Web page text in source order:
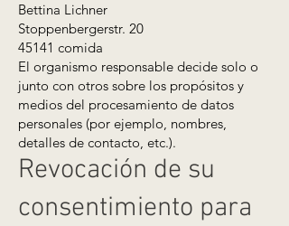
Bettina Lichner
Stoppenbergerstr. 20
45141 comida
El organismo responsable decide solo o
junto con otros sobre los propósitos y
medios del procesamiento de datos
personales (por ejemplo, nombres,
detalles de contacto, etc.).
Revocación de su
consentimiento para